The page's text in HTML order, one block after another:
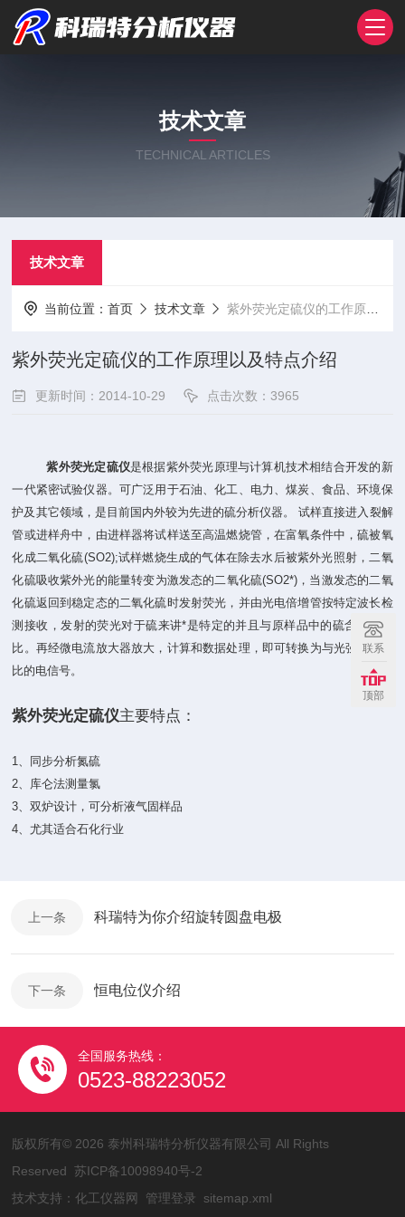
技术文章
TECHNICAL ARTICLES
技术文章
当前位置：首页 技术文章 紫外荧光定硫仪的工作原理以及特点介绍
紫外荧光定硫仪的工作原理以及特点介绍
更新时间：2014-10-29 点击次数：3965
紫外荧光定硫仪是根据紫外荧光原理与计算机技术相结合开发的新
一代紧密试验仪器。可广泛用于石油、化工、电力、煤炭、食品、环境保
护及其它领域，是目前国内外较为先进的硫分析仪器。 试样直接进入裂解
管或进样舟中，由进样器将试样送至高温燃烧管，在富氧条件中，硫被氧
化成二氧化硫(SO2);试样燃烧生成的气体在除去水后被紫外光照射，二氧
化硫吸收紫外光的能量转变为激发态的二氧化硫(SO2*)，当激发态的二氧
化硫返回到稳定态的二氧化硫时发射荧光，并由光电倍增管按特定波长检
测接收，发射的荧光对于硫来讲*是特定的并且与原样品中的硫含量成正
比。再经微电流放大器放大，计算和数据处理，即可转换为与光强度成正
比的电信号。
紫外荧光定硫仪主要特点：
1、同步分析氮硫
2、库仑法测量氯
3、双炉设计，可分析液气固样品
4、尤其适合石化行业
上一条 科瑞特为你介绍旋转圆盘电极
下一条 恒电位仪介绍
全国服务热线：
0523-88223052
版权所有© 2026 泰州科瑞特分析仪器有限公司 All Rights
Reserved苏ICP备10098940号-2
技术支持：化工仪器网 管理登录 sitemap.xml
联系
顶部